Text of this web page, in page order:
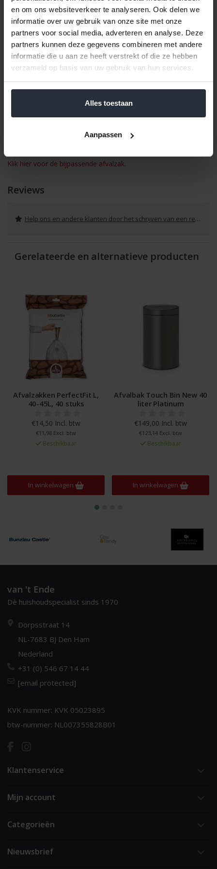
en om ons websiteverkeer te analyseren. Ook delen we
informatie over uw gebruik van onze site met onze
partners voor social media, adverteren en analyse. Deze
partners kunnen deze gegevens combineren met andere
informatie die u aan ze heeft verstrekt of die ze hebben
verzameld op basis van uw gebruik van hun services.
Alles toestaan
Aanpassen
Perfectpassende Brabantia afvalzakken verkrijgbaar.
Kunststof bodemrand - voorkomt beschadiging van de vloer.
Gemaakt van corrosiebestendige materialen - duurzaam en
gemakkelijk te reiningen.
Afmetingen
Inhoud 40 Liter
Hoogte 72,7 cm
Klik hier voor de bijpassende afvalzak.
Reviews
Help ons en andere klanten door het schrijven van een review
Gerelateerde en alternatieve producten
Afvalzakken PerfectFit L,
40-45L, 40 stuks
€14,50 Incl. btw
€11,98 Excl. btw
Beschikbaar
In winkelwagen
Afvalbak Touch Bin New 40
liter Platinum
€149,00 Incl. btw
€123,14 Excl. btw
Beschikbaar
In winkelwagen
van 't Ende
Dè huishoudspecialist sinds 1970
Dorpsstraat 14
NL-7683 BJ Den Ham
Nederland
+31 (0) 546 67 14 44
[email protected]
KVK nummer: KVK 05023895
btw-nummer: NL007355828B01
Klantenservice
Mijn account
Categorieën
Nieuwsbrief